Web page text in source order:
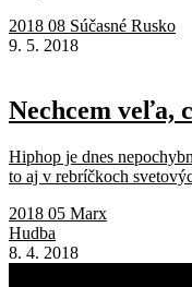
2018 08 Súčasné Rusko
9. 5. 2018
Nechcem veľa,
Hiphop je dnes
to aj v rebríčkoch
2018 05 Marx
Hudba
8. 4. 2018